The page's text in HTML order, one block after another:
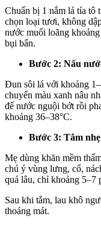
Chuẩn bị 1 nắm lá tía tô
chọn loại tươi, không
nước muối loãng
bụi bẩn.
Bước 2: Nấu
Đun sôi lá với khoảng
chuyển màu xanh nâu
để nước nguội bớt rồi
khoảng 36–38°C.
Bước 3: Tắm
Mẹ dùng khăn mềm
chú ý vùng lưng, cổ,
quá lâu, chỉ khoảng 5–7
Sau khi tắm, lau khô
thoáng mát.